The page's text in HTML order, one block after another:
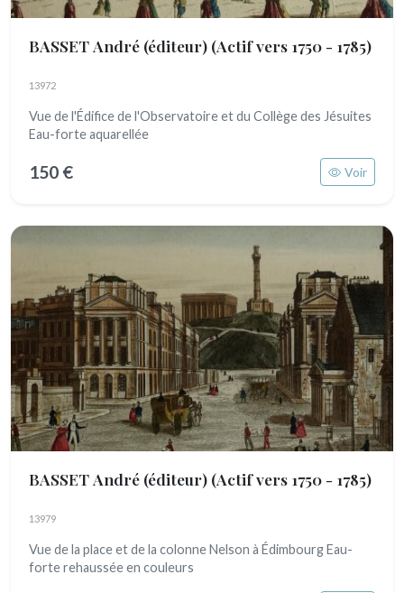
BASSET André (éditeur) (Actif vers 1750 - 1785)
13972
Vue de l'Édifice de l'Observatoire et du Collège des Jésuites
Eau-forte aquarellée
150 € Voir
BASSET André (éditeur) (Actif vers 1750 - 1785)
13979
Vue de la place et de la colonne Nelson à Édimbourg Eau-
forte rehaussée en couleurs